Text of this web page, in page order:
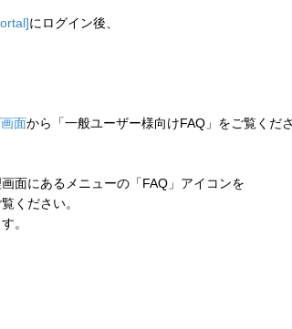
にログイン後、
画面から「一般ユーザー様向けFAQ」をご覧くだ
面にあるメニューの「FAQ」アイコンを
ください。
。